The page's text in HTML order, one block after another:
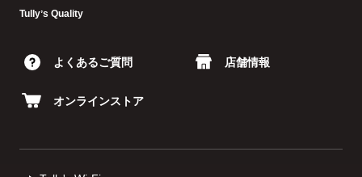
Tullyʼs Quality
よくあるご質問 店舗情報
オンラインストア